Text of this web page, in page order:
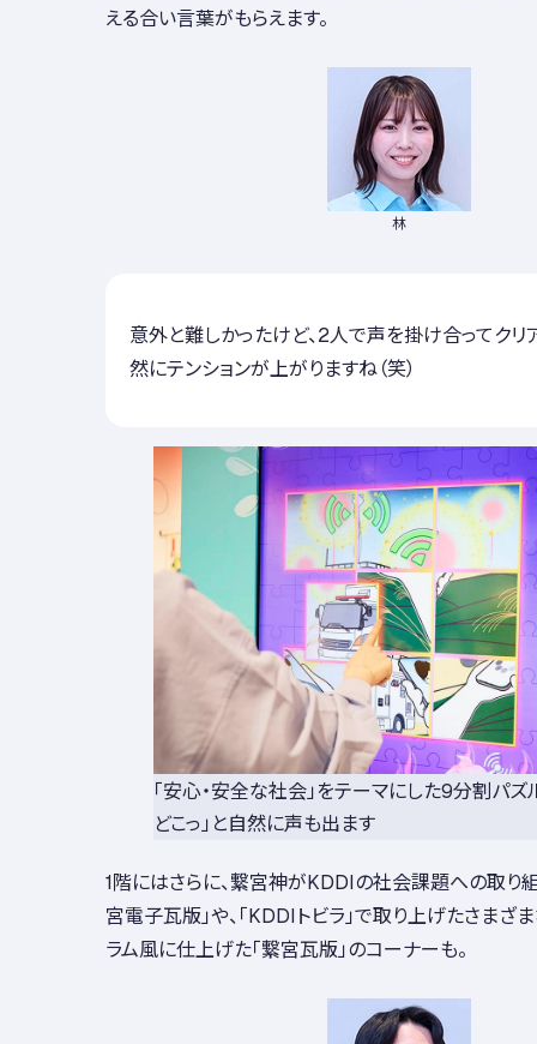
える合い言葉がもらえます。
林
意外と難しかったけど、2人で声を掛け合ってクリ
然にテンションが上がりますね（笑）
「安心・安全な社会」をテーマにした9分割パズル
どこっ」と自然に声も出ます
1階にはさらに、繋宮神がKDDIの社会課題への取り
宮電子瓦版」や、「KDDIトビラ」で取り上げたさまざ
ラム風に仕上げた「繋宮瓦版」のコーナーも。